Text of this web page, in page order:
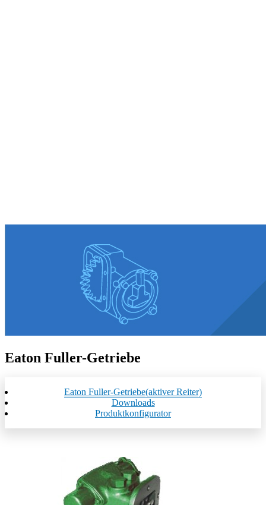
Eaton Fuller-Getriebe
Eaton Fuller-Getriebe(aktiver Reiter)
Downloads
Produktkonfigurator